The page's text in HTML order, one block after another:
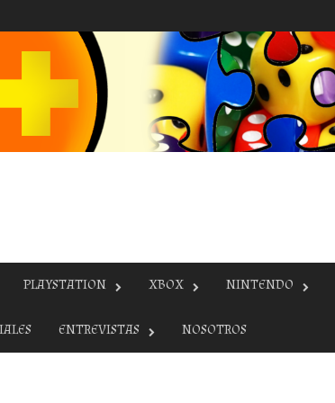
PLAYSTATION XBOX NINTENDO
ENTREVISTAS NOSOTROS